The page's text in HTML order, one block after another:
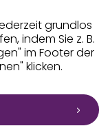
grundlos
indem Sie z. B.
im Footer der
klicken.